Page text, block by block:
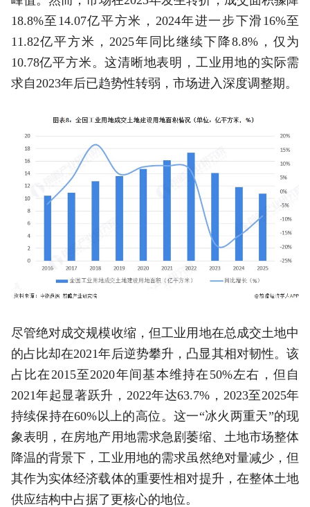
18.8%至14.07亿平方米，2024年进一步下滑16%至
11.82亿平方米，2025年同比继续下降8.8%，仅为
10.78亿平方米。这清晰地表明，工业用地的实际需
求自2023年后已趋势性转弱，市场进入深度调整期。
尽管绝对成交规模收缩，但工业用地在总成交土地中
的占比却在2021年后逆势攀升，凸显其相对韧性。该
占比在2015至2020年间基本维持在50%左右，但自
2021年起显著跃升，2022年达63.7%，2023至2025年
持续保持在60%以上的高位。这一“冰火两重天”的现
象表明，在房地产用地需求急剧萎缩、土地市场整体
降温的背景下，工业用地的需求虽然绝对量减少，但
其作为实体经济载体的重要性相对提升，在整体土地
供应结构中占据了更核心的地位。